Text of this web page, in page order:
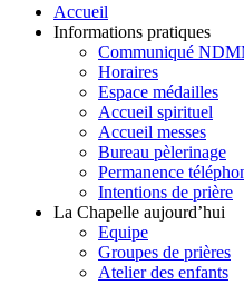
Accueil
Informations pratiques
Communiqué
Horaires
Espace médailles
Accueil spirituel
Accueil messes
Bureau pèlerinage
Permanence
Intentions de prière
La Chapelle aujourd’hui
Equipe
Groupes de prières
Atelier des enfants